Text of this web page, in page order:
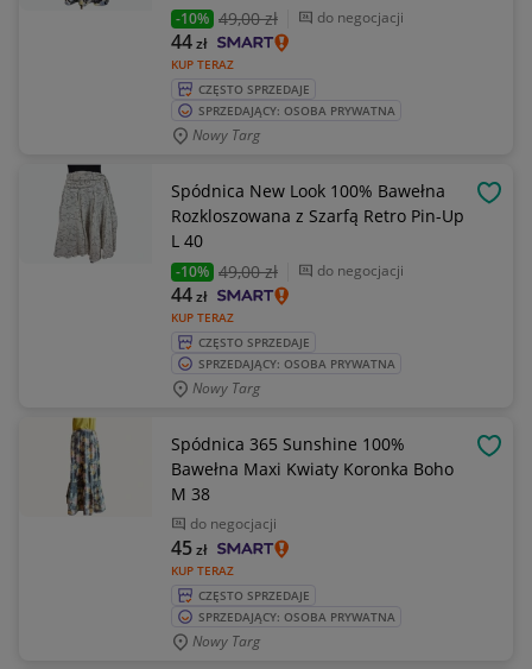
-10% 49,00 zł do negocjacji
KUP TERAZ
44zł
CZĘSTO SPRZEDAJE
SPRZEDAJĄCY: OSOBA PRYWATNA
Nowy Targ
Spódnica New Look 100% Bawełna
Rozkloszowana z Szarfą Retro Pin-Up
L 40
-10% 49,00 zł do negocjacji
KUP TERAZ
44zł
CZĘSTO SPRZEDAJE
SPRZEDAJĄCY: OSOBA PRYWATNA
Nowy Targ
Spódnica 365 Sunshine 100%
Bawełna Maxi Kwiaty Koronka Boho
M 38
do negocjacji
KUP TERAZ
45zł
CZĘSTO SPRZEDAJE
SPRZEDAJĄCY: OSOBA PRYWATNA
Nowy Targ